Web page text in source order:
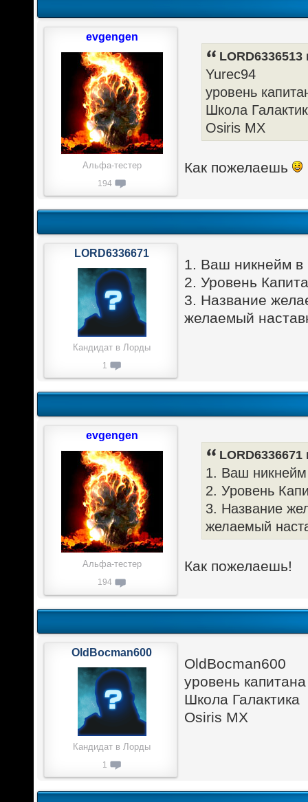
LORD6336513
Yurec94
уровень
Школа
Osiris MX
Как пожелаешь
evgengen
Альфа-тестер
194
1. Ваш никнейм в
2. Уровень
3. Название
желаемый
LORD6336671
Кандидат в Лорды
1
LORD6336671
1. Ваш никнейм
2. Уровень
3. Название
желаемый
Как пожелаешь!
evgengen
Альфа-тестер
194
OldBocman600
уровень
Школа Галактика
Osiris MX
OldBocman600
Кандидат в Лорды
1